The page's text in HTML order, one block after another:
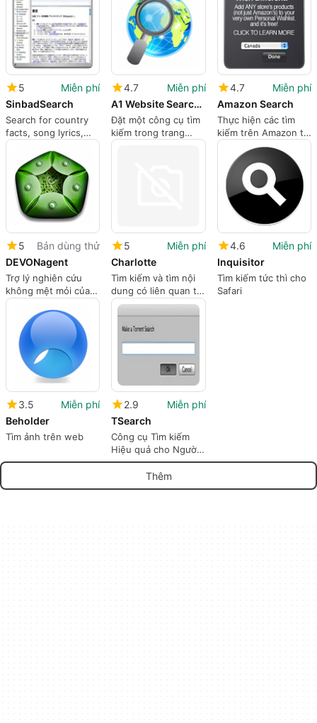
5
Miễn phí
SinbadSearch
Search for country
facts, song lyrics,
translations and
4.7
Miễn phí
A1 Website Search Engine
Đặt một công cụ tìm
kiếm trong trang
web
4.7
Miễn phí
Amazon Search
Thực hiện các tìm
kiếm trên Amazon từ
Trang tổng quan của
5
Bản dùng thử
DEVONagent
Trợ lý nghiên cứu
không mệt mỏi của
bạn
5
Miễn phí
Charlotte
Tìm kiếm và tìm nội
dung có liên quan từ
web
4.6
Miễn phí
Inquisitor
Tìm kiếm tức thì cho
Safari
3.5
Miễn phí
Beholder
Tìm ảnh trên web
2.9
Miễn phí
TSearch
Công cụ Tìm kiếm
Hiệu quả cho Người
dùng Mac
Thêm